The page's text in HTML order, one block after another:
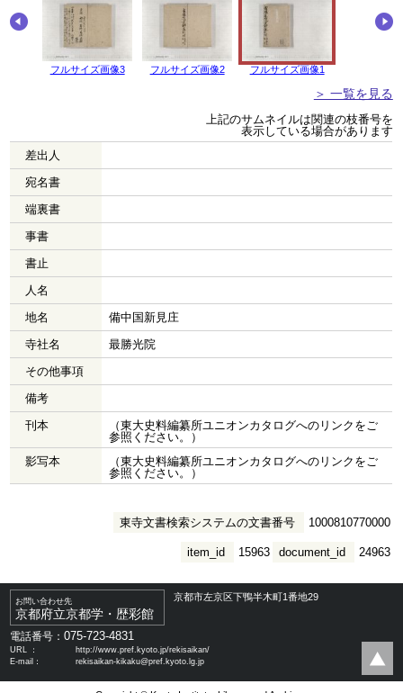
フルサイズ画像3 フルサイズ画像2 フルサイズ画像1
＞ 一覧を見る
上記のサムネイルは関連の枝番号を
表示している場合があります
差出人
宛名書
端裏書
事書
書止
人名
地名
備中国新見庄
寺社名
最勝光院
その他事項
備考
刊本
（東大史料編纂所ユニオンカタログへのリンクをご
参照ください。）
影写本
（東大史料編纂所ユニオンカタログへのリンクをご
参照ください。）
東寺文書検索システムの文書番号 1000810770000
document_id 24963
item_id 15963
お問い合わせ先
京都府立京都学・歴彩館
京都市左京区下鴨半木町1番地29
電話番号：075-723-4831
URL ：
http://www.pref.kyoto.jp/rekisaikan/
E-mail：
rekisaikan-kikaku@pref.kyoto.lg.jp